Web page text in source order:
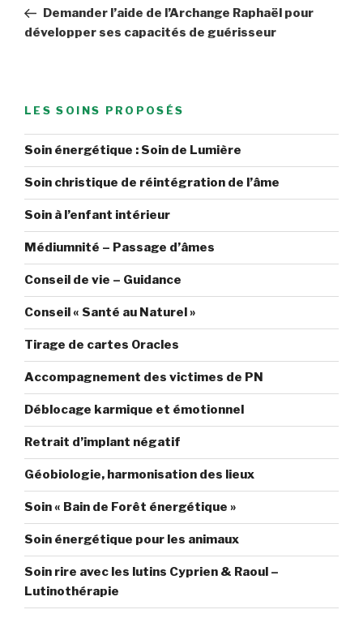
l’article
précédent
Demander l’aide de l’Archange Raphaël pour
développer ses capacités de guérisseur
LES SOINS PROPOSÉS
Soin énergétique : Soin de Lumière
Soin christique de réintégration de l’âme
Soin à l’enfant intérieur
Médiumnité – Passage d’âmes
Conseil de vie – Guidance
Conseil « Santé au Naturel »
Tirage de cartes Oracles
Accompagnement des victimes de PN
Déblocage karmique et émotionnel
Retrait d’implant négatif
Géobiologie, harmonisation des lieux
Soin « Bain de Forêt énergétique »
Soin énergétique pour les animaux
Soin rire avec les lutins Cyprien & Raoul –
Lutinothérapie